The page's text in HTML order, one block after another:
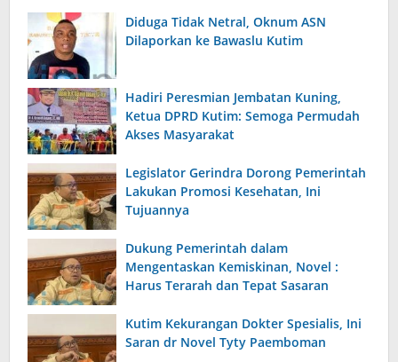
Diduga Tidak Netral, Oknum ASN
Dilaporkan ke Bawaslu Kutim
Hadiri Peresmian Jembatan Kuning,
Ketua DPRD Kutim: Semoga Permudah
Akses Masyarakat
Legislator Gerindra Dorong Pemerintah
Lakukan Promosi Kesehatan, Ini
Tujuannya
Dukung Pemerintah dalam
Mengentaskan Kemiskinan, Novel :
Harus Terarah dan Tepat Sasaran
Kutim Kekurangan Dokter Spesialis, Ini
Saran dr Novel Tyty Paemboman